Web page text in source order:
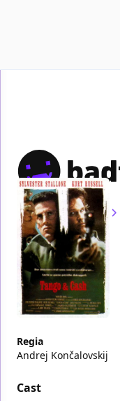
Home Film
Regia
Andrej Končalovskij
Cast